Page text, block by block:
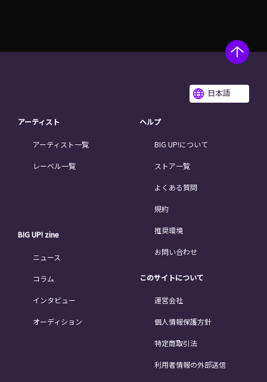
日本語
アーティスト
アーティスト一覧
レーベル一覧
BIG UP! zine
ニュース
コラム
インタビュー
オーディション
ヘルプ
BIG UP!について
ストア一覧
よくある質問
規約
推奨環境
お問い合わせ
このサイトについて
運営会社
個人情報保護方針
特定商取引法
利用者情報の外部送信